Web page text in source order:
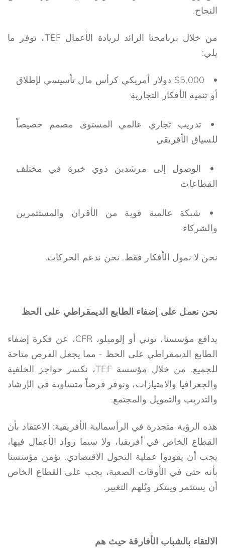
النجاح.
من خلال برنامجنا الرائد لريادة الأعمال TEF، نوفر ما
يلي:
$5,000 دولار أمريكي كرأس مال تأسيسي لإطلاق
أو تنمية الأفكار التجارية
تدريب تجاري عالمي المستوى مصمم خصيصاً
للسياق الأفريقي
الوصول إلى مرشدين ذوي خبرة في مختلف
القطاعات
شبكة عالمية قوية من الأقران والمستثمرين
والشركاء
نحن لا نمول الأفكار فقط. نحن ندعم الحركات.
نحن نعمل على إضفاء الطابع الديمقراطي على الحظ
يدافع مؤسسنا، توني أو إلوميلو، CFR، عن فكرة إضفاء
الطابع الديمقراطي على الحظ - مما يجعل الفرص متاحة
للجميع. من خلال مؤسسة TEF، نكسر حواجز الخلفية
والجغرافيا والامتيازات، ونوفر فرصاً متساوية في الإرشاد
والتدريب والتمويل والمجتمع.
هذه الرؤية متجذرة في الرأسمالية الأفريقية: الاعتقاد بأن
القطاع الخاص في أفريقيا، ولا سيما رواد الأعمال فيها،
يجب أن يقودوا عملية التحول الاقتصادي. يؤمن مؤسسنا
بأنه حتى في الأوقات الصعبة، يجب على القطاع الخاص
أن يستثمر ويبتكر ويُلهم التغيير.
الالتقاء بالشباب الأفارقة حيث هم